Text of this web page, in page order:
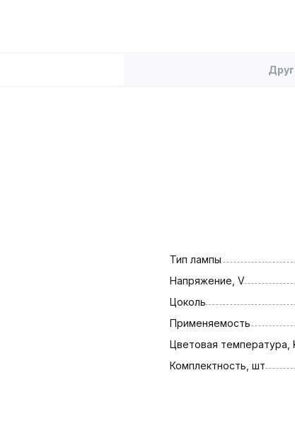
Тип лампы
Напряжение, V
Цоколь
Применяемость
Цветовая температура,
Комплектность, шт